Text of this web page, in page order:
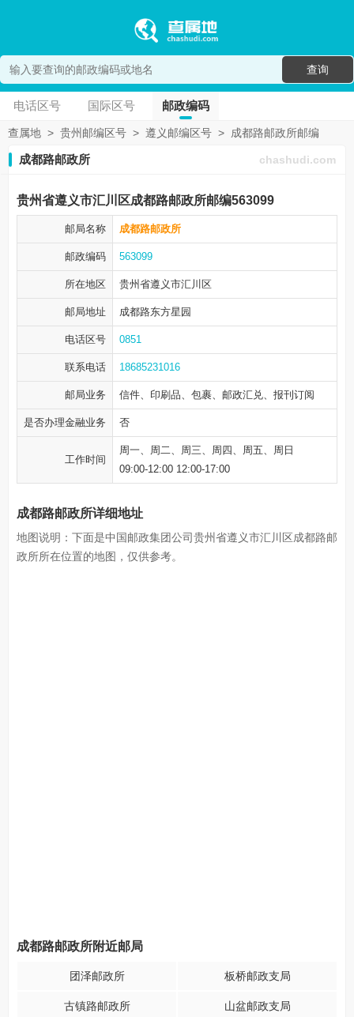
查询
电话区号 国际区号 邮政编码
查属地 > 贵州邮编区号 > 遵义邮编区号 > 成都路邮政所邮编
成都路邮政所 chashudi.com
贵州省遵义市汇川区成都路邮政所邮编563099
邮局名称 成都路邮政所
邮政编码 563099
所在地区 贵州省遵义市汇川区
邮局地址 成都路东方星园
电话区号 0851
联系电话 18685231016
邮局业务 信件、印刷品、包裹、邮政汇兑、报刊订阅
是否办理金融业务 否
工作时间
周一、周二、周三、周四、周五、周日
09:00-12:00 12:00-17:00
成都路邮政所详细地址
地图说明：下面是中国邮政集团公司贵州省遵义市汇川区成都路邮
政所所在位置的地图，仅供参考。
成都路邮政所附近邮局
团泽邮政所 板桥邮政支局
古镇路邮政所 山盆邮政支局